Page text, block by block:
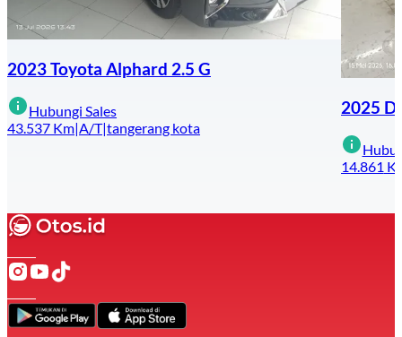
2023 Toyota Alphard 2.5 G
Hubungi Sales
43.537 Km|A/T|tangerang kota
2025
14.861